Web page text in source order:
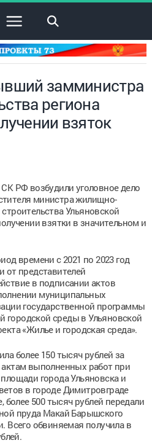
×
замминистра
региона
взяток
РФ возбудили уголовное дело
министра жилищно-
Ульяновской
взятки в значительном и
времени с 2021 по 2023 год
от представителей
в подписании актов
муниципальных
государственной программы
среды в Ульяновской
«Жилье и городская среда».
более 150 тысяч рублей за
выполненных работ при
города Ульяновска и
в городе Димитровграде
более 500 тысяч рублей передали
пруда Макай Барышского
Всего обвиняемая получила в